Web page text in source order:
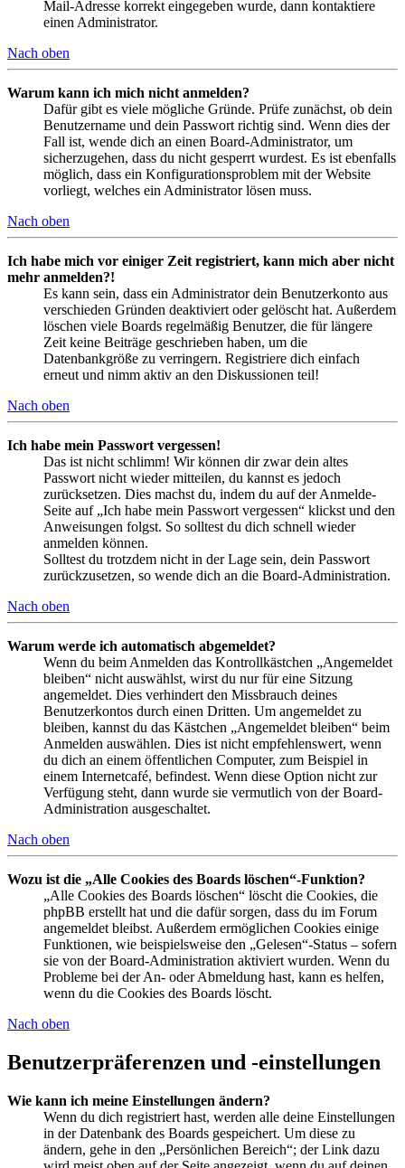
Mail-Adresse korrekt eingegeben wurde, dann kontaktiere
einen Administrator.
Nach oben
Warum kann ich mich nicht anmelden?
Dafür gibt es viele mögliche Gründe. Prüfe zunächst, ob dein
Benutzername und dein Passwort richtig sind. Wenn dies der
Fall ist, wende dich an einen Board-Administrator, um
sicherzugehen, dass du nicht gesperrt wurdest. Es ist ebenfalls
möglich, dass ein Konfigurationsproblem mit der Website
vorliegt, welches ein Administrator lösen muss.
Nach oben
Ich habe mich vor einiger Zeit registriert, kann mich aber nicht
mehr anmelden?!
Es kann sein, dass ein Administrator dein Benutzerkonto aus
verschieden Gründen deaktiviert oder gelöscht hat. Außerdem
löschen viele Boards regelmäßig Benutzer, die für längere
Zeit keine Beiträge geschrieben haben, um die
Datenbankgröße zu verringern. Registriere dich einfach
erneut und nimm aktiv an den Diskussionen teil!
Nach oben
Ich habe mein Passwort vergessen!
Das ist nicht schlimm! Wir können dir zwar dein altes
Passwort nicht wieder mitteilen, du kannst es jedoch
zurücksetzen. Dies machst du, indem du auf der Anmelde-
Seite auf „Ich habe mein Passwort vergessen“ klickst und den
Anweisungen folgst. So solltest du dich schnell wieder
anmelden können.
Solltest du trotzdem nicht in der Lage sein, dein Passwort
zurückzusetzen, so wende dich an die Board-Administration.
Nach oben
Warum werde ich automatisch abgemeldet?
Wenn du beim Anmelden das Kontrollkästchen „Angemeldet
bleiben“ nicht auswählst, wirst du nur für eine Sitzung
angemeldet. Dies verhindert den Missbrauch deines
Benutzerkontos durch einen Dritten. Um angemeldet zu
bleiben, kannst du das Kästchen „Angemeldet bleiben“ beim
Anmelden auswählen. Dies ist nicht empfehlenswert, wenn
du dich an einem öffentlichen Computer, zum Beispiel in
einem Internetcafé, befindest. Wenn diese Option nicht zur
Verfügung steht, dann wurde sie vermutlich von der Board-
Administration ausgeschaltet.
Nach oben
Wozu ist die „Alle Cookies des Boards löschen“-Funktion?
„Alle Cookies des Boards löschen“ löscht die Cookies, die
phpBB erstellt hat und die dafür sorgen, dass du im Forum
angemeldet bleibst. Außerdem ermöglichen Cookies einige
Funktionen, wie beispielsweise den „Gelesen“-Status – sofern
sie von der Board-Administration aktiviert wurden. Wenn du
Probleme bei der An- oder Abmeldung hast, kann es helfen,
wenn du die Cookies des Boards löscht.
Nach oben
Benutzerpräferenzen und -einstellungen
Wie kann ich meine Einstellungen ändern?
Wenn du dich registriert hast, werden alle deine Einstellungen
in der Datenbank des Boards gespeichert. Um diese zu
ändern, gehe in den „Persönlichen Bereich“; der Link dazu